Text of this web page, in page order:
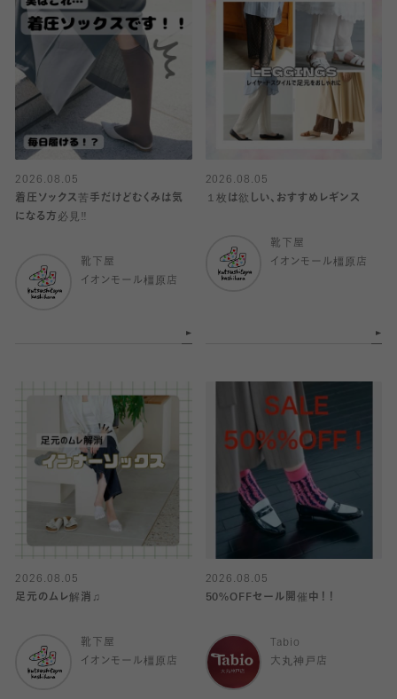
2026.08.05
着圧ソックス苦手だけどむくみは気
になる方必見‼️
靴下屋
イオンモール橿原店
2026.08.05
１枚は欲しい、おすすめレギンス
靴下屋
イオンモール橿原店
2026.08.05
足元のムレ解消♫
靴下屋
イオンモール橿原店
2026.08.05
50%OFFセール開催中！！
Tabio
大丸神戸店